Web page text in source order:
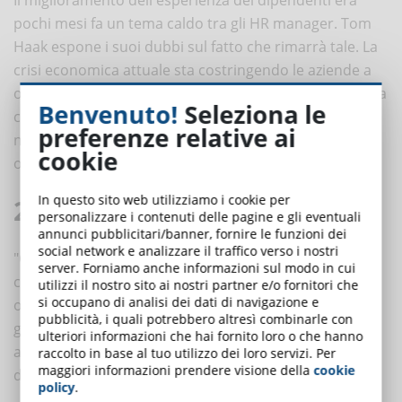
pochi mesi fa un tema caldo tra gli HR manager. Tom
Haak espone i suoi dubbi sul fatto che rimarrà tale. La
crisi economica attuale sta costringendo le aziende a
operare delle ristrutturazioni e, purtroppo, ciò significa
che il miglioramento dell'esperienza dei dipendenti
non può essere la priorità assoluta per le
organizzazioni.
2. Meno generosità
"Che si trattasse di un giorno di riposo in più per il tuo
compleanno o di un regalo di benvenuto, le
organizzazioni stavano diventando sempre più
generose nei confronti dei loro dipendenti. Vediamo
ancora molta comprensione e gentilezza, ma la
domanda è quanto durerà" dichiara Haak.
Benvenuto! Seleziona le
preferenze relative ai
cookie
In questo sito web utilizziamo i cookie per
personalizzare i contenuti delle pagine e gli eventuali
annunci pubblicitari/banner, fornire le funzioni dei
social network e analizzare il traffico verso i nostri
server. Forniamo anche informazioni sul modo in cui
utilizzi il nostro sito ai nostri partner e/o fornitori che
si occupano di analisi dei dati di navigazione e
pubblicità, i quali potrebbero altresì combinarle con
ulteriori informazioni che hai fornito loro o che hanno
raccolto in base al tuo utilizzo dei loro servizi. Per
maggiori informazioni prendere visione dellacookie
policy.